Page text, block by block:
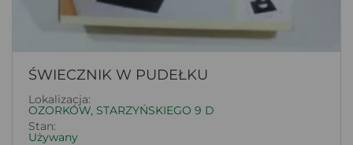
ŚWIECZNIK W PUDEŁKU
Lokalizacja:
OZORKÓW, STARZYŃSKIEGO 9 D
Stan:
Używany